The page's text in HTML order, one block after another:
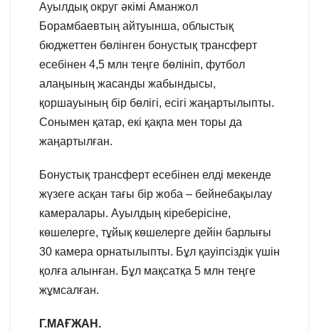
Ауылдық округ әкімі Аманжол
Борамбаевтың айтуынша, облыстық
бюджеттен бөлінген бонустық трансферт
есебінен 4,5 млн теңге бөлініп, футбол
алаңының жасанды жабындысы,
қоршауының бір бөлігі, есігі жаңартылыпты.
Сонымен қатар, екі қақпа мен торы да
жаңартылған.
Бонустық трансферт есебінен елді мекенде
жүзеге асқан тағы бір жоба – бейнебақылау
камералары. Ауылдың кіреберісіне,
көшелерге, тұйық көшелерге дейін барлығы
30 камера орнатылыпты. Бұл қауіпсіздік үшін
қолға алынған. Бұл мақсатқа 5 млн теңге
жұмсалған.
Г.МАҒЖАН.